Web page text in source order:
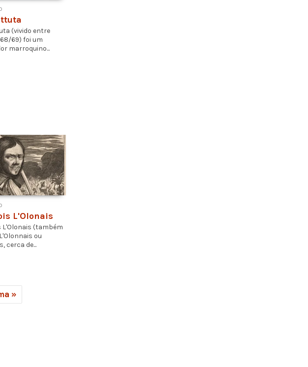
(vivido entre
69) foi um
marroquino...
L'Olonais
L'Olonais (também
ou
cerca de...
»